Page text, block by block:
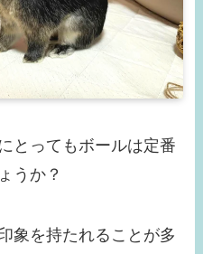
とってもボールは定番
うか？
象を持たれることが多